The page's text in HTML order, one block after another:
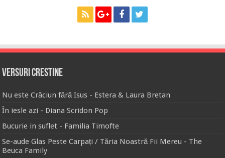
Versuri Crestine
Nu este Crăciun fără Isus - Estera & Laura Bretan
În iesle azi - Diana Scridon Pop
Bucurie in suflet - Familia Timofte
Se-aude Glas Peste Carpați / Tăria Noastră Fii Mereu - The
Beuca Family